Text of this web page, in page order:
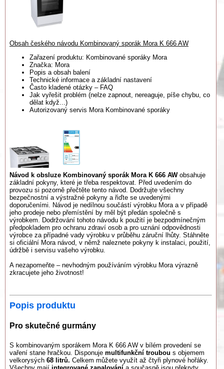
Obsah českého návodu Kombinovaný sporák Mora K 666 AW
Zařazení produktu: Kombinované sporáky Mora
Značka: Mora
Popis a obsah balení
Technické informace a základní nastavení
Často kladené otázky – FAQ
Jak vyřešit problém (nelze zapnout, nereaguje, píše chybu, co
dělat když...)
Autorizovaný servis Mora Kombinované sporáky
Návod k obsluze Kombinovaný sporák Mora K 666 AWobsahuje
základní pokyny, které je třeba respektovat. Před uvedením do
provozu si pozorně přečtěte tento návod. Dodržujte všechny
bezpečnostní a výstražné pokyny a řiďte se uvedenými
doporučeními. Návod je nedílnou součástí výrobku Mora a v případě
jeho prodeje nebo přemístění by měl být předán společně s
výrobkem. Dodržování tohoto návodu k použití je bezpodmínečným
předpokladem pro ochranu zdraví osob a pro uznání odpovědnosti
výrobce za případné vady výrobku v průběhu záruční lhůty. Stáhněte
si oficiální Mora návod, v němž naleznete pokyny k instalaci, použití,
údržbě i servisu vašeho výrobku.
A nezapomeňte – nevhodným používáním výrobku Mora výrazně
zkracujete jeho životnost!
Popis produktu
Pro skutečné gurmány
S kombinovaným sporákem Mora K 666 AW v bílém provedení se
vaření stane hračkou. Disponuje multifunkční troubou s objemem
velkorysých 68 litrů. Celkem můžete využít až čtyři plynové hořáky.